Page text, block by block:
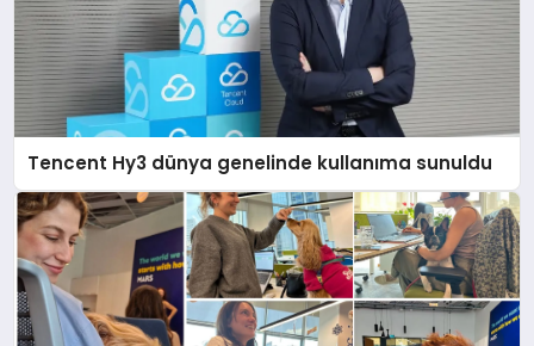
Tencent Hy3 dünya genelinde kullanıma sunuldu